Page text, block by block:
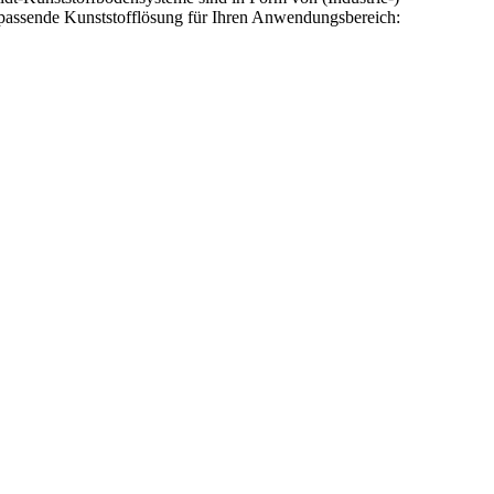
Kunststofflösung für Ihren Anwendungsbereich: